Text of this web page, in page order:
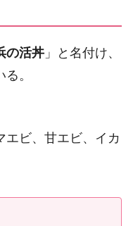
の活丼 」と名付け、
。
エビ、甘エビ、イカ